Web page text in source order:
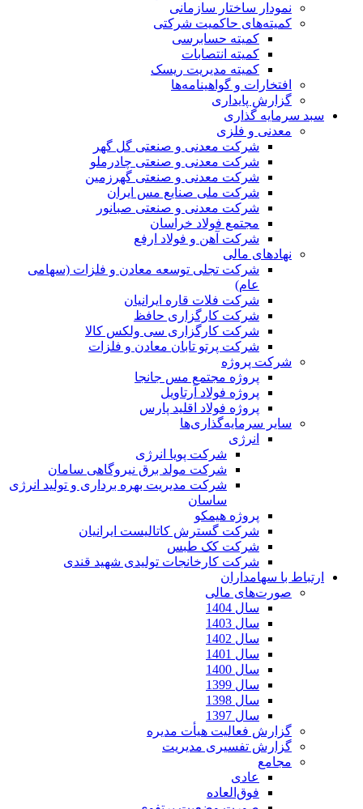
نمودار ساختار سازمانی
کمیته‌های حاکمیت شرکتی
کمیته حسابرسی
کمیته انتصابات
کمیته مدیریت ریسک
افتخارات و گواهینامه‌ها
گزارش پایداری
سبد سرمایه گذاری
معدنی و فلزی
شرکت معدنی و صنعتی گل گهر
شرکت معدنی و صنعتی چادرملو
شرکت معدنی و صنعتی گهرزمین
شرکت ملی صنایع مس ایران
شرکت معدنی و صنعتی صبانور
مجتمع فولاد خراسان
شرکت آهن و فولاد ارفع
نهادهای مالی
شرکت تجلی توسعه معادن و فلزات (سهامی
عام)
شرکت فلات قاره ایرانیان
شرکت کارگزاری حافظ
شرکت کارگزاری سی ولکس کالا
شرکت پرتو تابان معادن و فلزات
شرکت پروژه
پروژه مجتمع مس جانجا
پروژه فولاد آرتاویل
پروژه فولاد اقلید پارس
سایر سرمایه‌گذاری‌ها
انرژی
شرکت پویا انرژی
شرکت مولد برق نیروگاهی سامان
شرکت مدیریت بهره برداری و تولید انرژی
ساسان
پروژه هیمکو
شرکت گسترش کاتالیست ایرانیان
شرکت کک طبس
شرکت کارخانجات تولیدی شهید قندی
ارتباط با سهامداران
صورت‌های مالی
سال 1404
سال 1403
سال 1402
سال 1401
سال 1400
سال 1399
سال 1398
سال 1397
گزارش فعالیت هیأت مدیره
گزارش تفسیری مدیریت
مجامع
عادی
فوق‌العاده